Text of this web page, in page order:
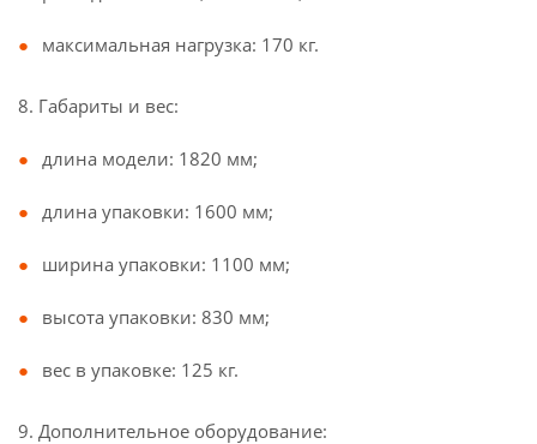
максимальная нагрузка: 170 кг.
8. Габариты и вес:
длина модели: 1820 мм;
длина упаковки: 1600 мм;
ширина упаковки: 1100 мм;
высота упаковки: 830 мм;
вес в упаковке: 125 кг.
9. Дополнительное оборудование: